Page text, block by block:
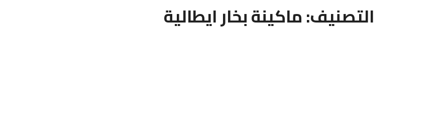
التصنيف:ماكينة بخار ايطالية